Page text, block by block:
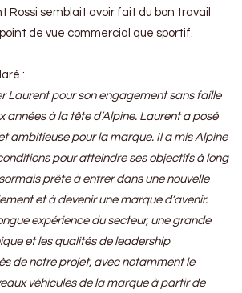
Rossi semblait avoir fait du bon travail
de vue commercial que sportif.
:
Laurent pour son engagement sans faille
années à la tête d’Alpine. Laurent a posé
ambitieuse pour la marque. Il a mis Alpine
pour atteindre ses objectifs à long
prête à entrer dans une nouvelle
et à devenir une marque d’avenir.
expérience du secteur, une grande
et les qualités de leadership
de notre projet, avec notamment le
véhicules de la marque à partir de